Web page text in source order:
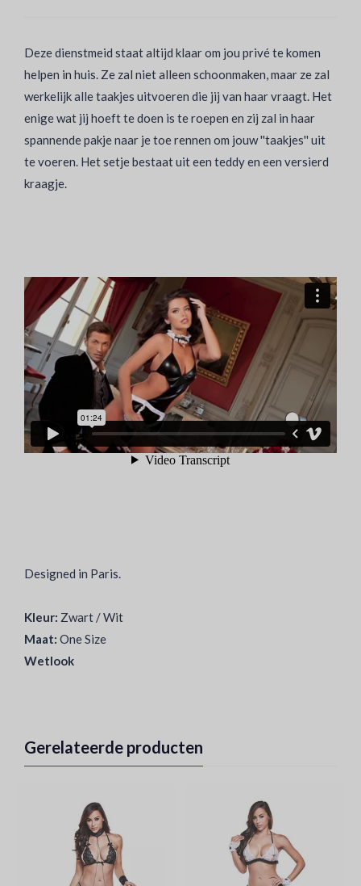
Deze dienstmeid staat altijd klaar om jou privé te komen
helpen in huis. Ze zal niet alleen schoonmaken, maar ze zal
werkelijk alle taakjes uitvoeren die jij van haar vraagt. Het
enige wat jij hoeft te doen is te roepen en zij zal in haar
spannende pakje naar je toe rennen om jouw ''taakjes'' uit
te voeren. Het setje bestaat uit een teddy en een versierd
kraagje.
Designed in Paris.
Kleur: Zwart / Wit
Maat: One Size
Wetlook
Gerelateerde producten